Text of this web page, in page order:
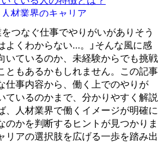
材業界のキャリア
を見つけるポイント
んだらプロに相談
つなぐ仕事でやりがいがありそう
よくわからない…。」そんな風に感
いているのか、未経験からでも挑戦
ともあるかもしれません。この記事
仕事内容から、働く上でのやりが
ているのかまで、分かりやすく解説
、人材業界で働くイメージが明確に
のかを判断するヒントが見つかりま
リアの選択肢を広げる一歩を踏み出